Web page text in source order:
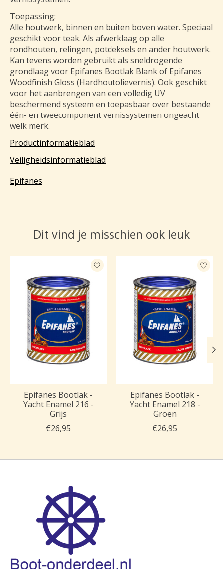
Toepassing:
Alle houtwerk, binnen en buiten boven water. Speciaal
geschikt voor teak. Als afwerklaag op alle
rondhouten, relingen, potdeksels en ander houtwerk.
Kan tevens worden gebruikt als sneldrogende
grondlaag voor Epifanes Bootlak Blank of Epifanes
Woodfinish Gloss (Hardhoutolievernis). Ook geschikt
voor het aanbrengen van een volledig UV
beschermend systeem en toepasbaar over bestaande
één- en tweecomponent vernissystemen ongeacht
welk merk.
Productinformatieblad
Veiligheidsinformatieblad
Epifanes
Dit vind je misschien ook leuk
Items van productcarrousel
Epifanes Bootlak -
Yacht Enamel 216 -
Grijs
€26,95
Epifanes Bootlak -
Yacht Enamel 218 -
Groen
€26,95